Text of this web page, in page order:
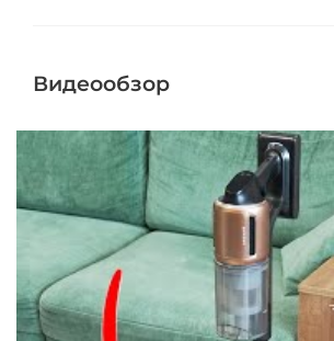
Видеообзор